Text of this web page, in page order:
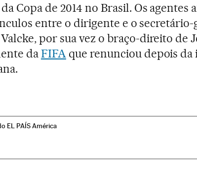
Copa de 2014 no Brasil. Os agentes
entre o dirigente e o secretário-
por sua vez o braço-direito de
daFIFAque renunciou depois da
EL PAÍS América